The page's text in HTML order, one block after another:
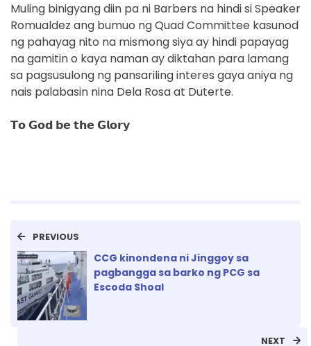
Muling binigyang diin pa ni Barbers na hindi si Speaker
Romualdez ang bumuo ng Quad Committee kasunod
ng pahayag nito na mismong siya ay hindi papayag
na gamitin o kaya naman ay diktahan para lamang
sa pagsusulong ng pansariling interes gaya aniya ng
nais palabasin nina Dela Rosa at Duterte.
𝗧𝗼 𝗚𝗼𝗱 𝗯𝗲 𝘁𝗵𝗲 𝗚𝗹𝗼𝗿𝘆
PREVIOUS
CCG kinondena ni Jinggoy sa
pagbangga sa barko ng PCG sa
Escoda Shoal
NEXT